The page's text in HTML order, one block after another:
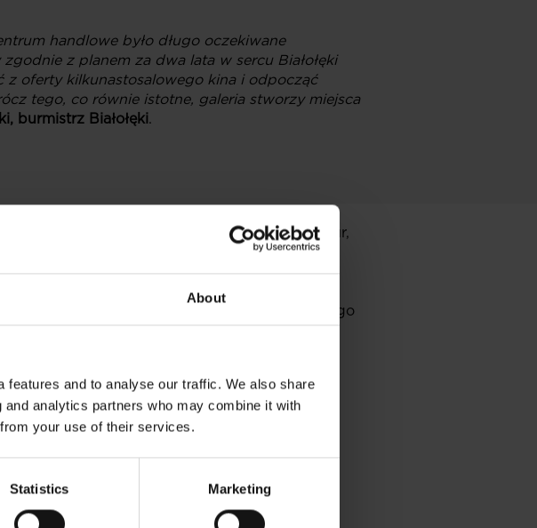
About
and to analyse our traffic. We also share
analytics partners who may combine it with
your use of their services.
Statistics Marketing
handlowe było długo oczekiwane
z planem za dwa lata w sercu Białołęki
z oferty kilkunastosalowego kina i odpocząć
tego, co równie istotne, galeria stworzy miejsca
burmistrz Białołęki.
sieć kinowa Cinema City, LPP Group, Carrefour,
Wojciechowski oraz Tzur Architects, Galeria
ok. 2 000 miejsc parkingowych.
wypoczynkowe, takie jak publicznie
status Galerii Północnej jako jednego
uzyskanie dla inwestycji certyfikatu LEED